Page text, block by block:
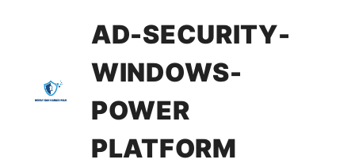
AD-SECURITY-
WINDOWS-
POWER
PLATFORM